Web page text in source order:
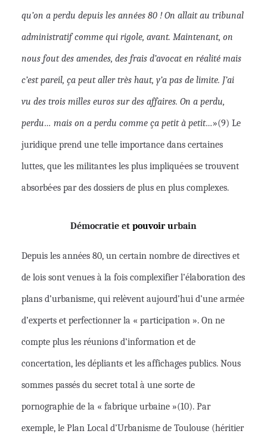
qu’on a perdu depuis les années 80 ! On allait au tribunal
administratif comme qui rigole, avant. Maintenant, on
nous fout des amendes, des frais d’avocat en réalité mais
c’est pareil, ça peut aller très haut, y’a pas de limite. J’ai
vu des trois milles euros sur des affaires. On a perdu,
perdu… mais on a perdu comme ça petit à petit…»(9) Le
juridique prend une telle importance dans certaines
luttes, que les militant·es les plus impliqué·es se trouvent
absorbé·es par des dossiers de plus en plus complexes.
Démocratie et pouvoir urbain
Depuis les années 80, un certain nombre de directives et
de lois sont venues à la fois complexifier l’élaboration des
plans d’urbanisme, qui relèvent aujourd’hui d’une armée
d’experts et perfectionner la « participation ». On ne
compte plus les réunions d’information et de
concertation, les dépliants et les affichages publics. Nous
sommes passés du secret total à une sorte de
pornographie de la « fabrique urbaine »(10). Par
exemple, le Plan Local d’Urbanisme de Toulouse (héritier